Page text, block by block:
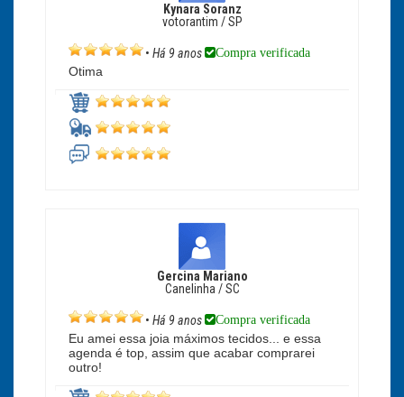
Kynara Soranz
votorantim / SP
• Há 9 anos Compra verificada
Otima
Gercina Mariano
Canelinha / SC
• Há 9 anos Compra verificada
Eu amei essa joia máximos tecidos... e essa
agenda é top, assim que acabar comprarei
outro!